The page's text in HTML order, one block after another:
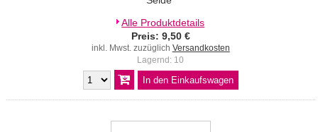
Alle Produktdetails
Preis: 9,50 €
inkl. Mwst. zuzüglich Versandkosten
Lagernd: 10